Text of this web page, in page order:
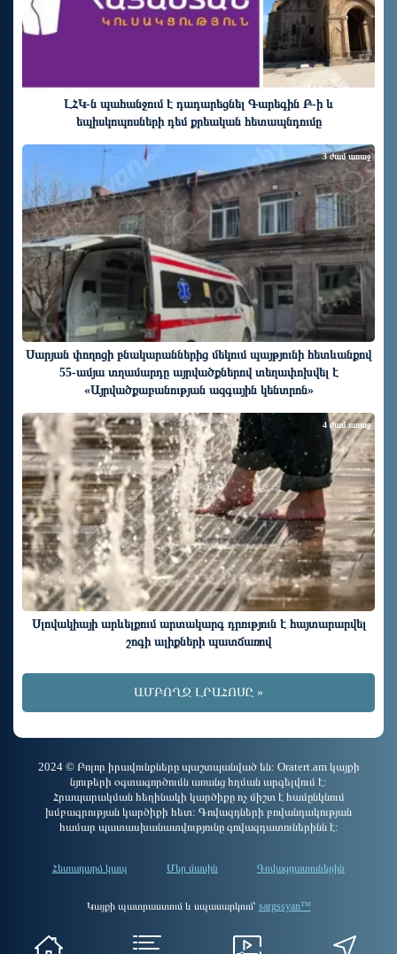
ԼՀԿ-ն պահանջում է դադարեցնել Գարեգին Բ-ի և
եպիսկոպոսների դեմ քրեական հետապնդումը
Սարյան փողոցի բնակարաններից մեկում պայթյունի հետևանքով
55-ամյա տղամարդը այրվածքներով տեղափոխվել է
«Այրվածքաբանության ազգային կենտրոն»
3 ժամ առաջ
Սլովակիայի արևելքում արտակարգ դրություն է հայտարարվել
շոգի ալիքների պատճառով
4 ժամ առաջ
ԱՄԲՈՂՋ ԼՐԱՀՈՍԸ »
2024 © Բոլոր իրավունքները պաշտպանված են: Oratert.am կայքի
նյութերի օգտագործումն առանց հղման արգելվում է:
Հրապարակման հեղինակի կարծիքը ոչ միշտ է համընկնում
խմբագրության կարծիքի հետ: Գովազդների բովանդակության
համար պատասխանատվությունը գովազդատուներինն է:
Հետադարձ կապ Մեր մասին Գովազդատուներին
Կայքի պատրաստում և սպասարկում՝ sargssyan™